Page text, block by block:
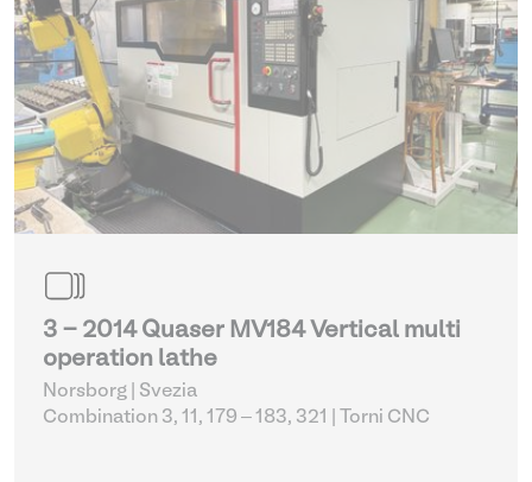
3 - 2014 Quaser MV184 Vertical multi
operation lathe
Norsborg | Svezia
Combination 3, 11, 179 – 183, 321
| Torni CNC